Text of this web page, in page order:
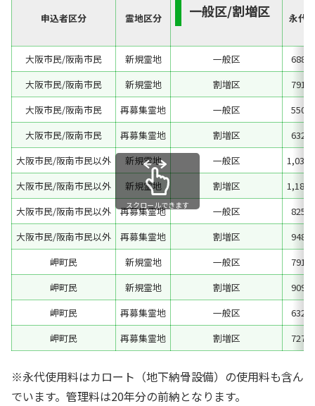
申込者区分 霊地区分 一般区/割増区 永代
大阪市民/阪南市民 新規霊地 一般区
大阪市民/阪南市民
新規霊地 割増区
大阪市民/阪南市民
再募集霊地 一般区
大阪市民/阪南市民
再募集霊地 割増区
大阪市民/阪南市民以外
新規霊地 一般区
大阪市民/阪南市民以外
新規霊地 割増区
大阪市民/阪南市民以外
再募集霊地 一般区
大阪市民/阪南市民以外
再募集霊地 割増区
岬町民
新規霊地 一般区
岬町民
新規霊地 割増区
岬町民
再募集霊地 一般区
岬町民
再募集霊地 割増区
スクロールできます
※永代使用料はカロート（地下納骨設備）の使用料も含ん
でいます。管理料は20年分の前納となります。